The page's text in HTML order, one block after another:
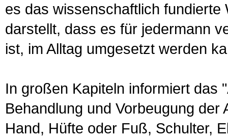
es das wissenschaftlich
darstellt, dass es für jedermann
ist, im Alltag umgesetzt werden
In großen Kapiteln informiert das
Behandlung und Vorbeugung
Hand, Hüfte oder Fuß, Schulter,